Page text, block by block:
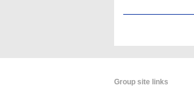
Group site links